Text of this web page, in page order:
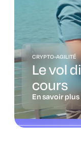
CRYPTO-AGILITÉ
Le vol
cours
En savoir plus